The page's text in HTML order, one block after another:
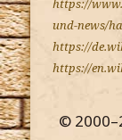
https://
und-news/
https://
https://
© 2000–